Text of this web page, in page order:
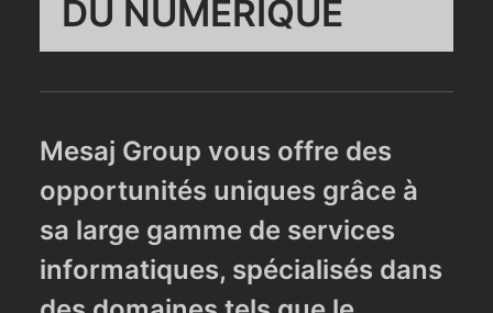
DU NUMÉRIQUE
Mesaj Group vous offre des
opportunités uniques grâce à
sa large gamme de services
informatiques, spécialisés dans